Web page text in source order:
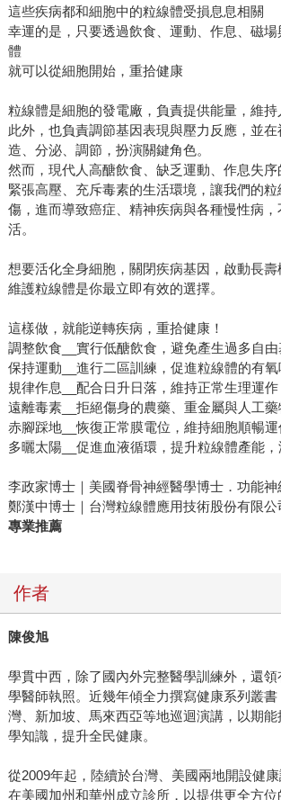
這些疾病都和細胞中的粒線體受損息息相關
幸運的是，只要透過飲食、運動、作息、磁
體
就可以從細胞開始，重拾健康
粒線體是細胞的發電廠，負責提供能量，維持
此外，也負責調節基因表現與壓力反應，並
造、分泌、調節，扮演關鍵角色。
然而，現代人高醣飲食、缺乏運動、作息失序
緊張高壓、充斥毒素的生活環境，讓我們的
傷，進而導致癌症、精神疾病與各種慢性病
活。
想要活化全身細胞，關閉疾病基因，啟動長壽
維護粒線體是你最立即有效的選擇。
這樣做，就能逆轉疾病，重拾健康！
調整飲食__實行低醣飲食，避免產生過多自由
保持運動__進行二區訓練，促進粒線體的有氧
規律作息__配合日升日落，維持正常生理運作
遠離毒素__拒絕傷身的農藥、重金屬與人工藥
赤腳踩地__恢復正常膜電位，維持細胞順暢運
多曬太陽__促進血液循環，提升粒線體產能
李政家博士｜美國脊骨神經醫學博士．功能神
鄭漢中博士｜台灣粒線體應用技術股份有限公
專業推薦
作者
陳俊旭
學貫中西，除了國內外完整醫學訓練外，還
學醫師執照。近幾年傾全力撰寫健康系列叢
灣、新加坡、馬來西亞等地巡迴演講，以期
學知識，提升全民健康。
從2009年起，陸續於台灣、美國兩地開設健
在美國加州和華州成立診所，以提供更全方位